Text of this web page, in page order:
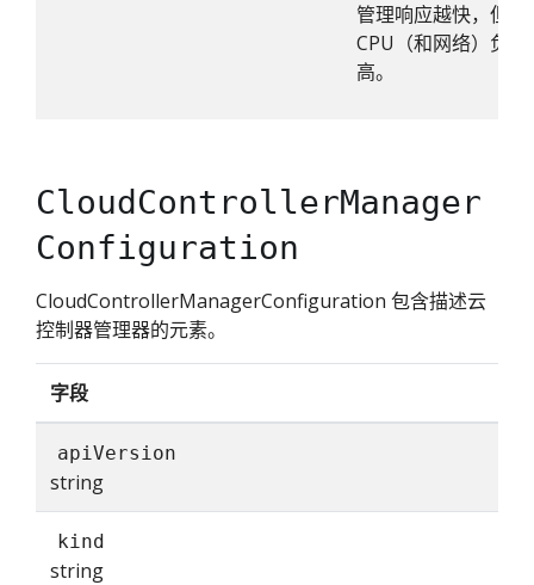
管理响应越快，但
CPU（和网络）负载
高。
CloudControllerManager
Configuration
CloudControllerManagerConfiguration 包含描述云
控制器管理器的元素。
字段
apiVersion
string
kind
string